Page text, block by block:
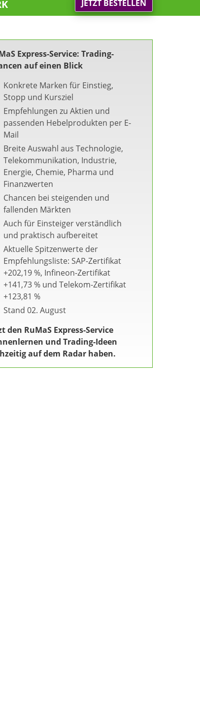
JETZT BESTELLEN
Express-Service: Trading-
auf einen Blick
Konkrete Marken für Einstieg,
Stopp und Kursziel
Empfehlungen zu Aktien und
passenden Hebelprodukten per E-
Mail
Breite Auswahl aus Technologie,
Telekommunikation, Industrie,
Energie, Chemie, Pharma und
Finanzwerten
Chancen bei steigenden und
fallenden Märkten
Auch für Einsteiger verständlich
und praktisch aufbereitet
Aktuelle Spitzenwerte der
Empfehlungsliste: SAP-Zertifikat
+202,19 %, Infineon-Zertifikat
+141,73 % und Telekom-Zertifikat
+123,81 %
Stand 02. August
den RuMaS Express-Service
und Trading-Ideen
auf dem Radar haben.